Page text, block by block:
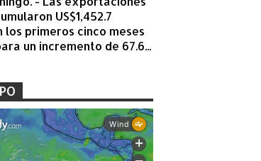
US$1,452.7
los primeros cinco meses
un incremento de 67.6...